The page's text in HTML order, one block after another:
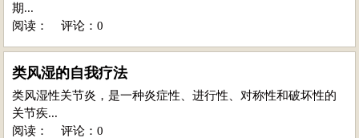
期...
阅读：
评论：0
类风湿的自我疗法
类风湿性关节炎，是一种炎症性、进行性、对称性和破坏性的
关节疾...
阅读：
评论：0